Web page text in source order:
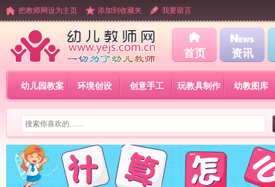
把教师网设为主页 添加到收藏夹 我要留言
首页 资讯
幼儿园教案 环境创设 创意手工 玩教具制作 幼教图库